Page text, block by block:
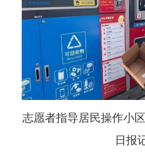
志愿者指导居民操作小
日报